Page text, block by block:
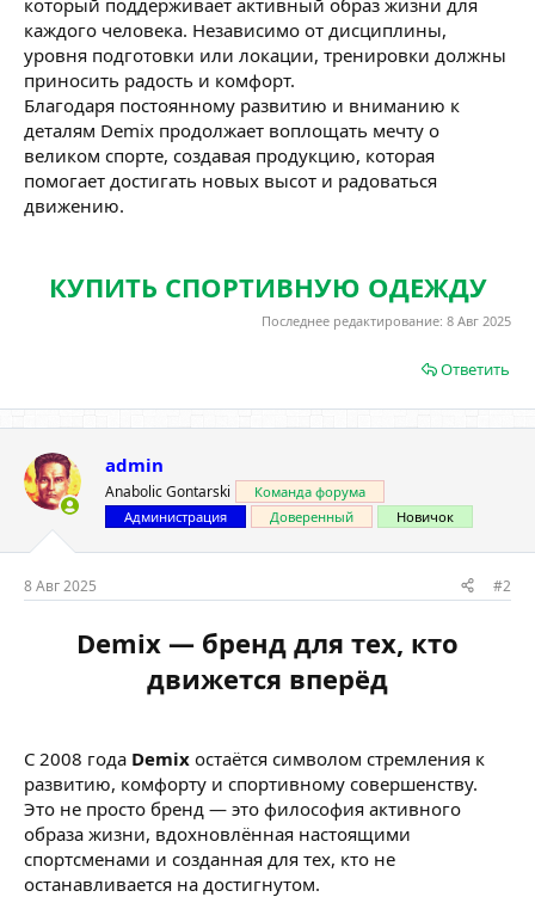
который поддерживает активный образ жизни для
каждого человека. Независимо от дисциплины,
уровня подготовки или локации, тренировки должны
приносить радость и комфорт.
Благодаря постоянному развитию и вниманию к
деталям Demix продолжает воплощать мечту о
великом спорте, создавая продукцию, которая
помогает достигать новых высот и радоваться
движению.
КУПИТЬ СПОРТИВНУЮ ОДЕЖДУ
Последнее редактирование: 8 Авг 2025
Ответить
admin
Anabolic Gontarski
Команда форума
Администрация
Доверенный Новичок
8 Авг 2025 #2
Demix — бренд для тех, кто
движется вперёд
С 2008 года Demix остаётся символом стремления к
развитию, комфорту и спортивному совершенству.
Это не просто бренд — это философия активного
образа жизни, вдохновлённая настоящими
спортсменами и созданная для тех, кто не
останавливается на достигнутом.